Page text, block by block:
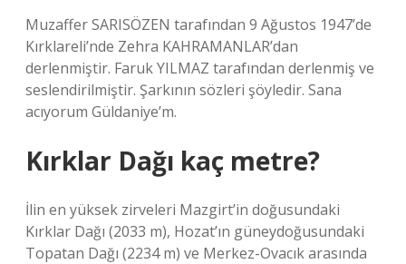
Muzaffer SARISÖZEN tarafından 9 Ağustos 1947’de
Kırklareli’nde Zehra KAHRAMANLAR’dan
derlenmiştir. Faruk YILMAZ tarafından derlenmiş ve
seslendirilmiştir. Şarkının sözleri şöyledir. Sana
acıyorum Güldaniye’m.
Kırklar Dağı kaç metre?
İlin en yüksek zirveleri Mazgirt’in doğusundaki
Kırklar Dağı (2033 m), Hozat’ın güneydoğusundaki
Topatan Dağı (2234 m) ve Merkez-Ovacık arasında